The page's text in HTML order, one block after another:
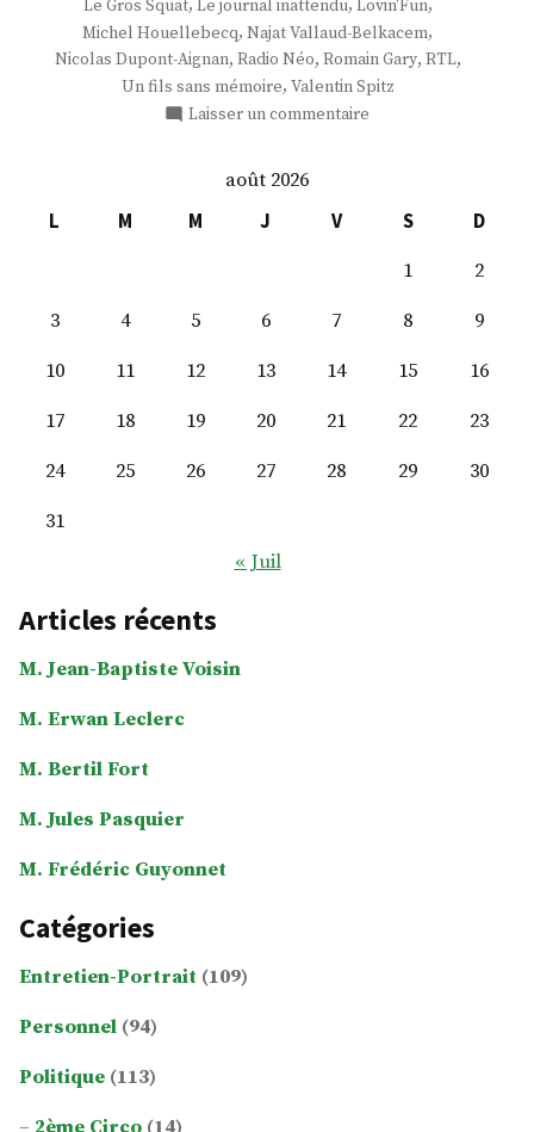
Le Gros Squat, Le journal inattendu, Lovin'Fun,
Michel Houellebecq, Najat Vallaud-Belkacem,
Nicolas Dupont-Aignan, Radio Néo, Romain Gary, RTL,
Un fils sans mémoire, Valentin Spitz
Laisser un commentaire
août 2026
L
M M J V S
D
1
2
3
4 5 6 7 8
9
10
11 12 13 14 15
16
17
18 19 20 21 22
23
24
25 26 27 28 29
30
31
« Juil
Articles récents
M. Jean-Baptiste Voisin
M. Erwan Leclerc
M. Bertil Fort
M. Jules Pasquier
M. Frédéric Guyonnet
Catégories
Entretien-Portrait (109)
Personnel (94)
Politique (113)